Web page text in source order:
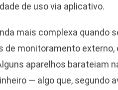
de uso via aplicativo.
mais complexa quando
de monitoramento
aparelhos barateiam
— algo que, segundo